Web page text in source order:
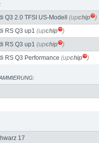
Q3 2.0 TFSI US-Modell (upchip
)
RS Q3 up1 (upchip
)
RS Q3 up1 (upchip
)
RS Q3 Performance (upchip )
17